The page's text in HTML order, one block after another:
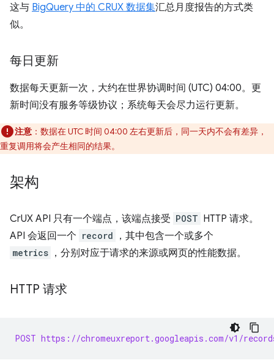
这与 BigQuery 中的 CRUX 数据集汇总月度报告的方式类
似。
每日更新
数据每天更新一次，大约在世界协调时间 (UTC) 04:00。更
新时间没有服务等级协议；系统每天会尽力运行更新。
注意 ：数据在 UTC 时间 04:00 左右更新后，同一天内不会有差异，
重复调用将会产生相同的结果。
架构
CrUX API 只有一个端点，该端点接受 POST HTTP 请求。
API 会返回一个 record ，其中包含一个或多个
metrics ，分别对应于请求的来源或网页的性能数据。
HTTP 请求
POST https://chromeuxreport.googleapis.com/v1/